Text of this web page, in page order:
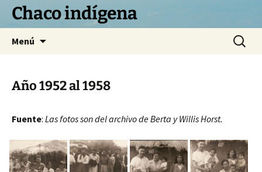
Chaco indígena
Menú Buscar:
Año 1952 al 1958
Fuente: Las fotos son del archivo de Berta y Willis Horst.